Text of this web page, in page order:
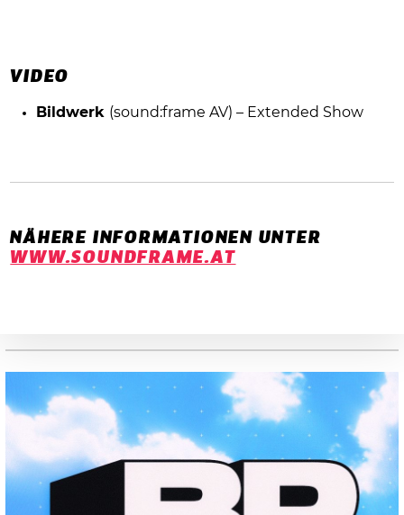
VIDEO
Bildwerk (sound:frame AV) – Extended Show
NÄHERE INFORMATIONEN UNTER
WWW.SOUNDFRAME.AT